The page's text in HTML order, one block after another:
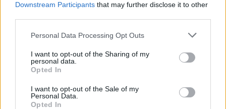
Downstream Participants that may further disclose it to other
Please note that this website/app uses one or more Google
not limited to your visit or usage behaviour. You may click to
grant or deny consent to Google and its third-party tags to
use your data for below specified purposes in below Google
consent section.
Personal Data Processing Opt Outs
I want to opt-out of the Sharing of my
personal data.
Opted In
I want to opt-out of the Sale of my
Personal Data.
Opted In
Staff